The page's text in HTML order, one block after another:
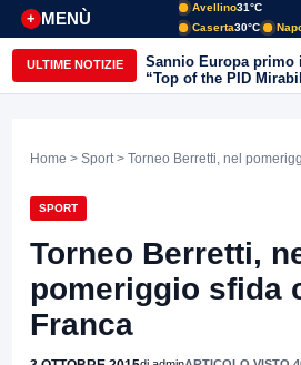
MENÙ
+
Avellino31°C
Caserta30°C
ULTIME NOTIZIE
Sannio Europa primo
“Top of the PID
realtà virtuale nei
Home > Sport > Torneo Berretti, nel
SPORT
Torneo Berretti,
pomeriggio sfida
Franca